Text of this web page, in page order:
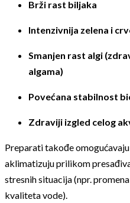
Brži rast biljaka
Intenzivnija zelena i
Smanjen rast algi
algama)
Povećana stabilnost
Zdraviji izgled celog
Preparati takođe
aklimatizuju prilikom
stresnih situacija (npr.
kvaliteta vode).